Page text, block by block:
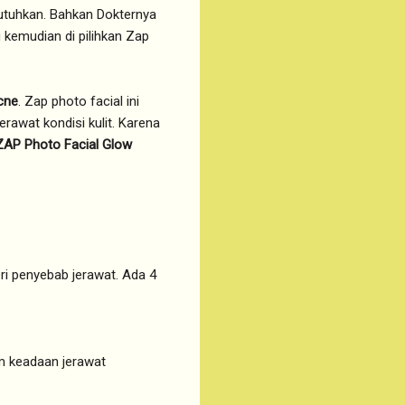
Bahkan Dokternya
di pilihkan Zap
. Zap photo facial ini
kondisi kulit. Karena
Photo Facial Glow
penyebab jerawat. Ada 4
keadaan jerawat